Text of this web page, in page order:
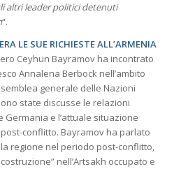
altri leader politici detenuti
“.
LE SUE RICHIESTE ALL’ARMENIA
Ceyhun Bayramov ha incontrato
Annalena Berbock nell’ambito
generale delle Nazioni
state discusse le relazioni
e l’attuale situazione
conflitto. Bayramov ha parlato
regione nel periodo post-conflitto,
nell’Artsakh occupato e